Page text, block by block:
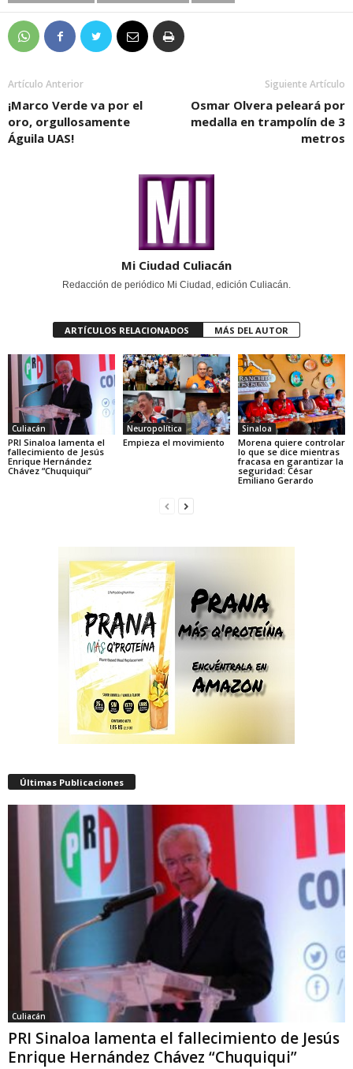
Artículo Anterior
¡Marco Verde va por el
oro, orgullosamente
Águila UAS!
Siguiente Artículo
Osmar Olvera peleará por
medalla en trampolín de 3
metros
Mi Ciudad Culiacán
Redacción de periódico Mi Ciudad, edición Culiacán.
ARTÍCULOS RELACIONADOS MÁS DEL AUTOR
Culiacán
PRI Sinaloa lamenta el
fallecimiento de Jesús
Enrique Hernández
Chávez “Chuquiqui”
Neuropolítica
Empieza el movimiento
Sinaloa
Morena quiere controlar
lo que se dice mientras
fracasa en garantizar la
seguridad: César
Emiliano Gerardo
Últimas Publicaciones
Culiacán
PRI Sinaloa lamenta el fallecimiento de Jesús
Enrique Hernández Chávez “Chuquiqui”